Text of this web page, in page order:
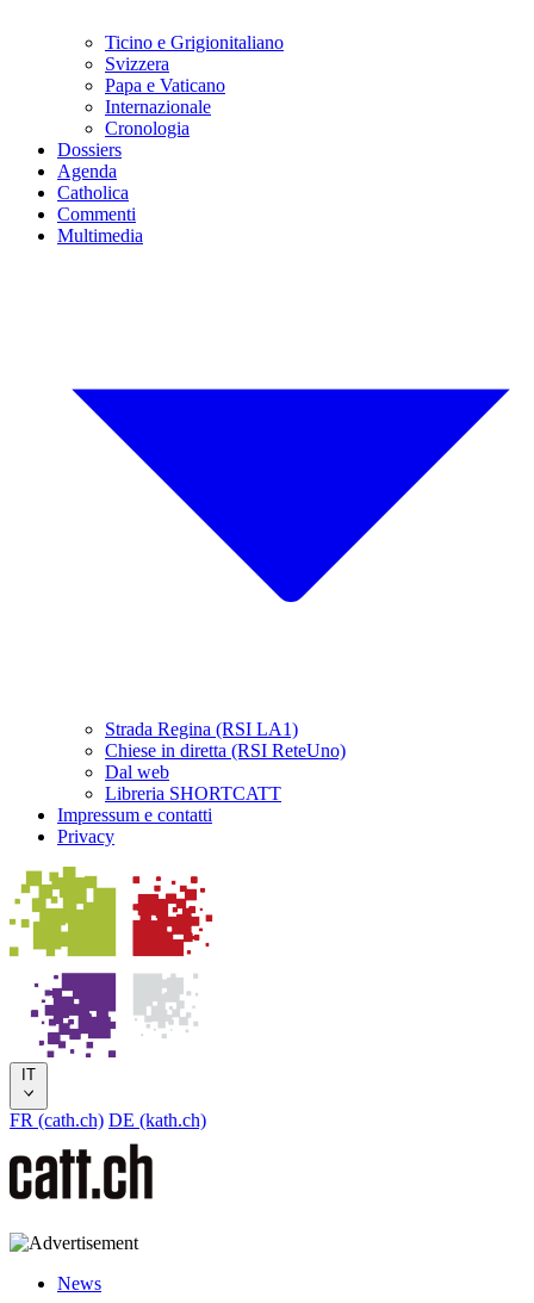
Ticino e Grigionitaliano
Svizzera
Papa e Vaticano
Internazionale
Cronologia
Dossiers
Agenda
Catholica
Commenti
Multimedia
Strada Regina (RSI LA1)
Chiese in diretta (RSI ReteUno)
Dal web
Libreria SHORTCATT
Impressum e contatti
Privacy
IT
FR (cath.ch) DE (kath.ch)
News